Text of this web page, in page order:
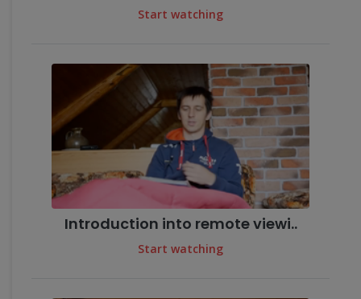
Start watching
Introduction into remote viewi..
Start watching